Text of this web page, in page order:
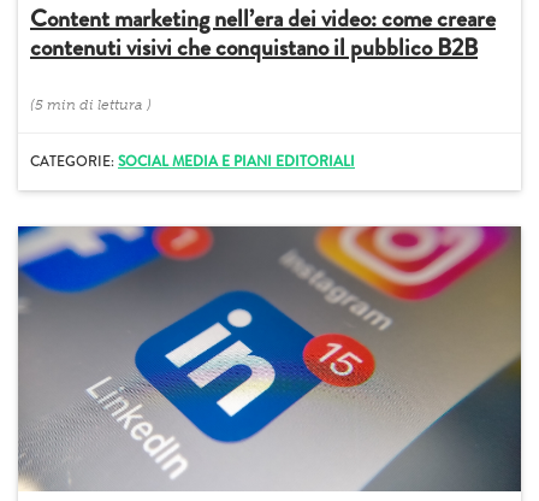
Content marketing nell’era dei video: come creare
contenuti visivi che conquistano il pubblico B2B
(5 min di lettura )
CATEGORIE:SOCIAL MEDIA E PIANI EDITORIALI